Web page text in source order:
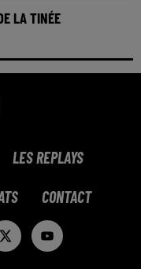
LA TINÉE
LES REPLAYS
CONTACT